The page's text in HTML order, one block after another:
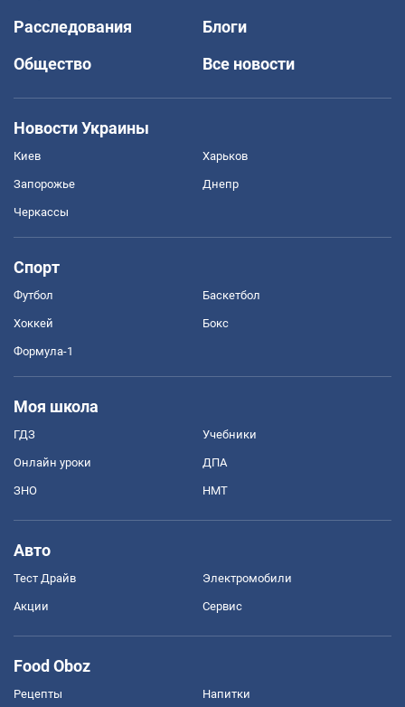
Расследования
Блоги
Общество
Все новости
Новости Украины
Киев Харьков
Запорожье Днепр
Черкассы
Спорт
Футбол Баскетбол
Хоккей Бокс
Формула-1
Моя школа
ГДЗ Учебники
Онлайн уроки ДПА
ЗНО НМТ
Авто
Тест Драйв Электромобили
Акции Сервис
Food Oboz
Рецепты Напитки